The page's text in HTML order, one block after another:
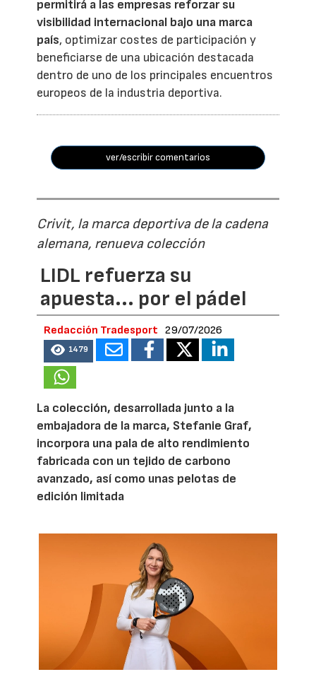
permitirá a las empresas reforzar su
visibilidad internacional bajo una marca
país, optimizar costes de participación y
beneficiarse de una ubicación destacada
dentro de uno de los principales encuentros
europeos de la industria deportiva.
ver/escribir comentarios
Crivit, la marca deportiva de la cadena
alemana, renueva colección
LIDL refuerza su
apuesta... por el pádel
Redacción Tradesport 29/07/2026
1479
La colección, desarrollada junto a la
embajadora de la marca, Stefanie Graf,
incorpora una pala de alto rendimiento
fabricada con un tejido de carbono
avanzado, así como unas pelotas de
edición limitada